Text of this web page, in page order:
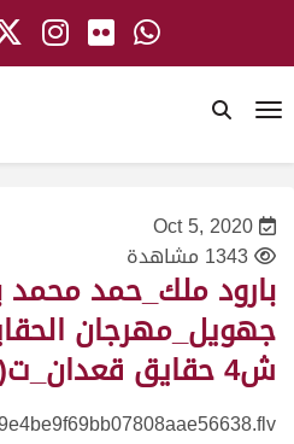
Oct 5, 2020
1343 مشاهدة
بارود ملك_حمد محمد
جهويل_مهرجان
ش4 حقايق قعدان_ت(8/7/2011)